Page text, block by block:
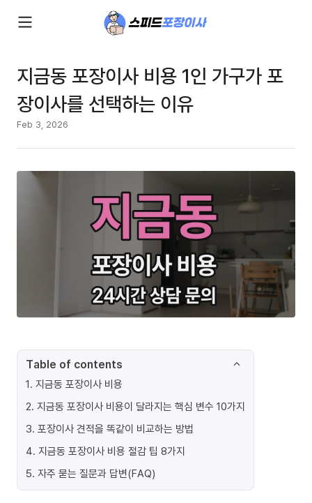
지금동 포장이사 비용 1인 가구가 포
장이사를 선택하는 이유
Feb 3, 2026
Table of contents
1. 지금동 포장이사 비용
2. 지금동 포장이사 비용이 달라지는 핵심 변수 10가지
3. 포장이사 견적을 똑같이 비교하는 방법
4. 지금동 포장이사 비용 절감 팁 8가지
5. 자주 묻는 질문과 답변(FAQ)